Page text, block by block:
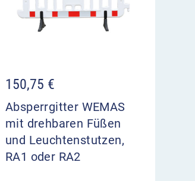
150,75 €
Absperrgitter WEMAS
mit drehbaren Füßen
und Leuchtenstutzen,
RA1 oder RA2